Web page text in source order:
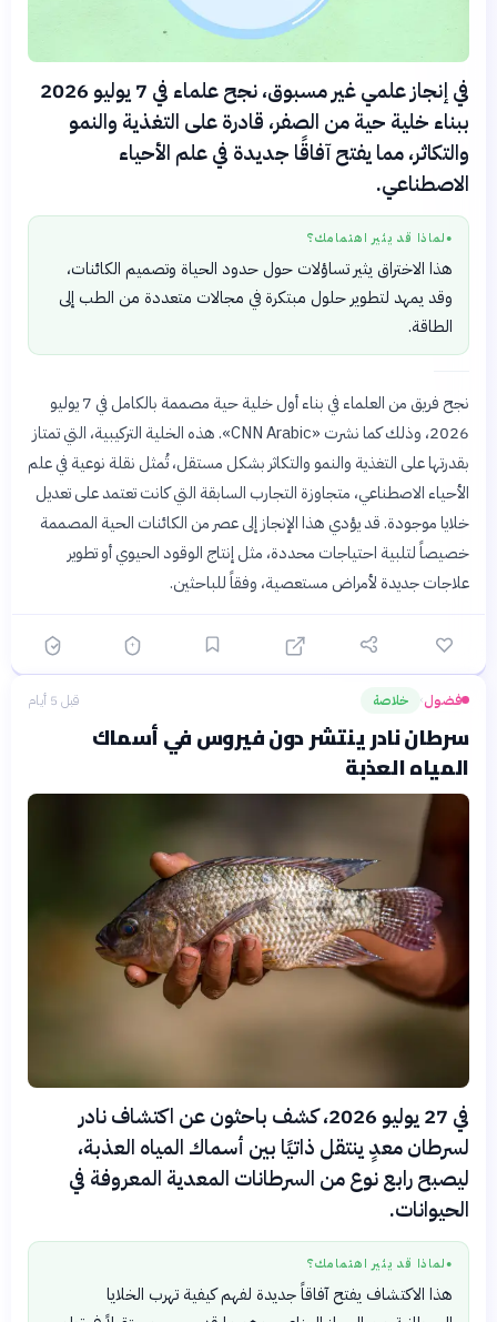
في إنجاز علمي غير مسبوق، نجح علماء في 7 يوليو 2026
ببناء خلية حية من الصفر، قادرة على التغذية والنمو
والتكاثر، مما يفتح آفاقًا جديدة في علم الأحياء
الاصطناعي.
● لماذا قد يثير اهتمامك؟
هذا الاختراق يثير تساؤلات حول حدود الحياة وتصميم الكائنات،
وقد يمهد لتطوير حلول مبتكرة في مجالات متعددة من الطب إلى
الطاقة.
نجح فريق من العلماء في بناء أول خلية حية مصممة بالكامل في 7 يوليو
2026، وذلك كما نشرت «CNN Arabic». هذه الخلية التركيبية، التي تمتاز
بقدرتها على التغذية والنمو والتكاثر بشكل مستقل، تُمثل نقلة نوعية في علم
الأحياء الاصطناعي، متجاوزة التجارب السابقة التي كانت تعتمد على تعديل
خلايا موجودة. قد يؤدي هذا الإنجاز إلى عصر من الكائنات الحية المصممة
خصيصاً لتلبية احتياجات محددة، مثل إنتاج الوقود الحيوي أو تطوير
علاجات جديدة لأمراض مستعصية، وفقاً للباحثين.
فضول› خلاصة قبل 5 أيام
سرطان نادر ينتشر دون فيروس في أسماك
المياه العذبة
في 27 يوليو 2026، كشف باحثون عن اكتشاف نادر
لسرطان معدٍ ينتقل ذاتيًا بين أسماك المياه العذبة،
ليصبح رابع نوع من السرطانات المعدية المعروفة في
الحيوانات.
● لماذا قد يثير اهتمامك؟
هذا الاكتشاف يفتح آفاقاً جديدة لفهم كيفية تهرب الخلايا